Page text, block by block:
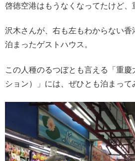
啓徳空港はもうなくなってたけど、
沢木さんが、右も左もわからない香
泊まったゲストハウス。
この人種のるつぼとも言える「重
ション）」には、ぜひとも泊まって